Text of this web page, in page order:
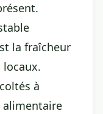
la fraîcheur
à